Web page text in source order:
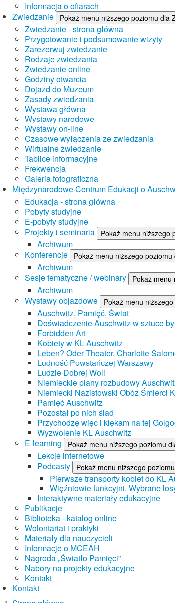
Informacja o ofiarach
Zwiedzanie
Pokaż menu niższego poziomu dla
Zwiedzanie - strona główna
Przygotowanie i podsumowanie wizyty
Zarezerwuj zwiedzanie
Rodzaje zwiedzania
Zwiedzanie online
Godziny otwarcia
Dojazd do Muzeum
Zasady zwiedzania
Wystawa główna
Wystawy narodowe
Wystawy on-line
Czasowe wyłączenia ze zwiedzania
Wirtualne zwiedzanie
Tablice informacyjne
Frekwencja
Galeria fotograficzna
Międzynarodowe Centrum Edukacji o
Edukacja - strona główna
Pobyty studyjne
E-pobyty studyjne
Projekty i seminaria
Pokaż menu niższego
Archiwum
Konferencje
Pokaż menu niższego poziomu
Archiwum
Sesje tematyczne / webinary
Pokaż menu
Archiwum
Wystawy objazdowe
Pokaż menu
Auschwitz, Pamięć, Świat
Doświadczenie Auschwitz w sztuce
Forbidden Art
Kobiety w KL Auschwitz
Leben? Oder Theater. Charlotte
Ludność Powstańczej Warszawy
Ludzie Dobrej Woli
Niemieckie plany rozbudowy
Niemiecki Nazistowski Obóz Śmierci
Pamięć Auschwitz
Pozostał po nich ślad
Przychodzę więc i klękam na tej
Wyzwolenie KL Auschwitz
E-learning
Pokaż menu niższego poziomu
Lekcje internetowe
Podcasty
Pokaż menu niższego
Pierwsze transporty kobiet do KL
Więźniowie funkcyjni. Wybrane
Interaktywne materiały edukacyjne
Publikacje
Biblioteka - katalog online
Wolontariat i praktyki
Materiały dla nauczycieli
Informacje o MCEAH
Nagroda „Światło Pamięci”
Nabory na projekty edukacyjne
Kontakt
Kontakt